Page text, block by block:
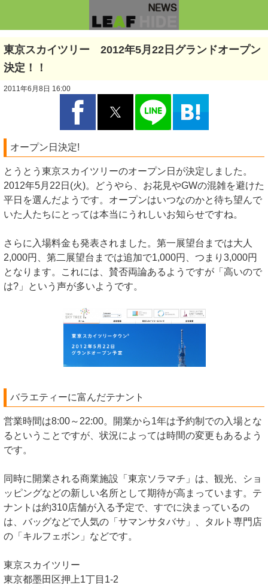
東京スカイツリー 2012年5月22日グランドオープン
決定！！
2011年6月8日 16:00
オープン日決定!
とうとう東京スカイツリーのオープン日が決定しました。
2012年5月22日(火)。どうやら、お花見やGWの混雑を避けた
平日を選んだようです。オープンはいつなのかと待ち望んで
いた人たちにとっては本当にうれしいお知らせですね。
さらに入場料金も発表されました。第一展望台までは大人
2,000円、第二展望台までは追加で1,000円、つまり3,000円
となります。これには、賛否両論あるようですが「高いので
は?」という声が多いようです。
バラエティーに富んだテナント
営業時間は8:00～22:00。開業から1年は予約制での入場とな
るということですが、状況によっては時間の変更もあるよう
です。
同時に開業される商業施設「東京ソラマチ」は、観光、ショ
ッピングなどの新しい名所として期待が高まっています。テ
ナントは約310店舗が入る予定で、すでに決まっているの
は、バッグなどで人気の「サマンサタバサ」、タルト専門店
の「キルフェボン」などです。
東京スカイツリー
東京都墨田区押上1丁目1-2